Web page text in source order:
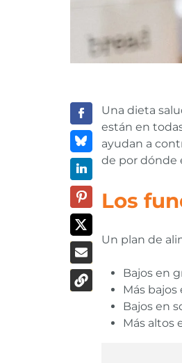
Una dieta
están en
ayudan a
de por dónde
Los
Un plan de
Bajos en
Más
Bajos en
Más altos